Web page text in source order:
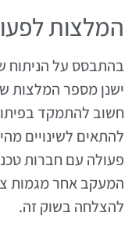
המלצות
בהתבסס על הניתוח
ישנן מספר המלצות
חשוב להתמקד
להתאים לשינויים
פעולה עם חברות
המעקב אחר מגמות
להצלחה בשוק זה.